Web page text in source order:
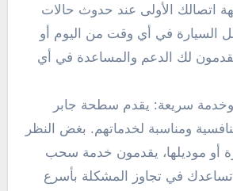
اتصالك الأولى عند حدوث حالات
السيارة في أي وقت من اليوم أو
لك الدعم والمساعدة في أي
وخدمة سريعة: يقدم سطحة جابر
ومناسبة لخدماتهم. بغض النظر
أو موديلها، يقدمون خدمة سحب
تساعدك في تجاوز المشكلة بأسرع